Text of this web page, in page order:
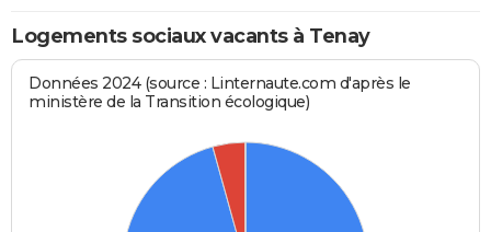
Logements sociaux vacants à Tenay
Données 2024 (source : Linternaute.com d'après le
ministère de la Transition écologique)